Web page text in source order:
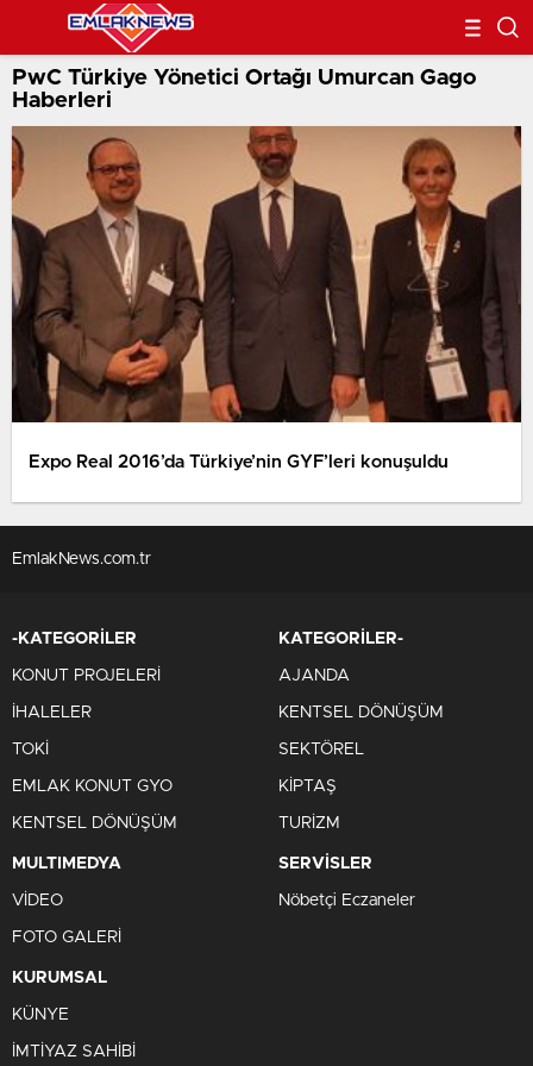
PwC Türkiye Yönetici Ortağı Umurcan Gago
Haberleri
Expo Real 2016’da Türkiye’nin GYF’leri konuşuldu
EmlakNews.com.tr
-KATEGORİLER
KONUT PROJELERİ
İHALELER
TOKİ
EMLAK KONUT GYO
KENTSEL DÖNÜŞÜM
KATEGORİLER-
AJANDA
KENTSEL DÖNÜŞÜM
SEKTÖREL
KİPTAŞ
TURİZM
MULTIMEDYA
VİDEO
FOTO GALERİ
SERVİSLER
Nöbetçi Eczaneler
KURUMSAL
KÜNYE
İMTİYAZ SAHİBİ